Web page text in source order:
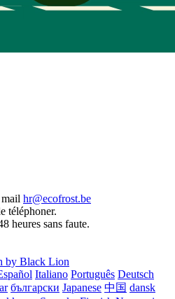
hr@ecofrost.be
téléphoner.
heures sans faute.
by Black Lion
Italiano Português Deutsch
български Japanese 中国 dansk